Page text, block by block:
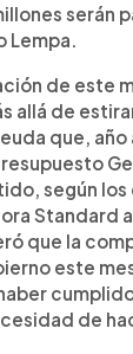
serán
Lempa.
de este
allá de
que, año
según
Standard
que la
este
de